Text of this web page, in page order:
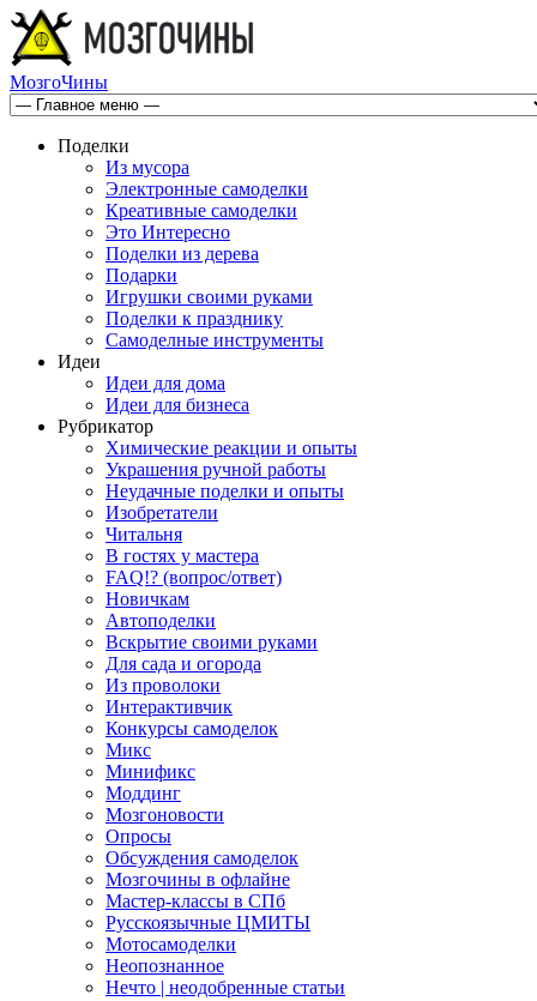
МозгоЧины
Поделки
Из мусора
Электронные самоделки
Креативные самоделки
Это Интересно
Поделки из дерева
Подарки
Игрушки своими руками
Поделки к празднику
Самоделные инструменты
Идеи
Идеи для дома
Идеи для бизнеса
Рубрикатор
Химические реакции и опыты
Украшения ручной работы
Неудачные поделки и опыты
Изобретатели
Читальня
В гостях у мастера
FAQ!? (вопрос/ответ)
Новичкам
Автоподелки
Вскрытие своими руками
Для сада и огорода
Из проволоки
Интерактивчик
Конкурсы самоделок
Микс
Минификс
Моддинг
Мозгоновости
Опросы
Обсуждения самоделок
Мозгочины в офлайне
Мастер-классы в СПб
Русскоязычные ЦМИТЫ
Мотосамоделки
Неопознанное
Нечто | неодобренные статьи